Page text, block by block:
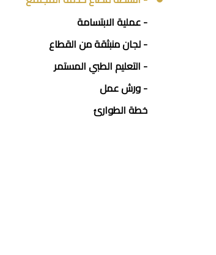
- عملية الابتسامة
- لجان منبثقة من القطاع
- التعليم الطبي المستمر
- ورش عمل
خطة الطوارئ